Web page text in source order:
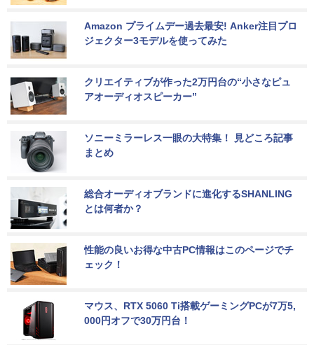
Amazon プライムデー過去最安! Anker注目プロ
ジェクター3モデルを使ってみた
クリエイティブが作った2万円台の“小さなピュ
アオーディオスピーカー”
ソニーミラーレス一眼の大特集！ 見どころ記事
まとめ
総合オーディオブランドに進化するSHANLING
とは何者か？
性能の良いお得な中古PC情報はこのページでチ
ェック！
マウス、RTX 5060 Ti搭載ゲーミングPCが7万5,
000円オフで30万円台！